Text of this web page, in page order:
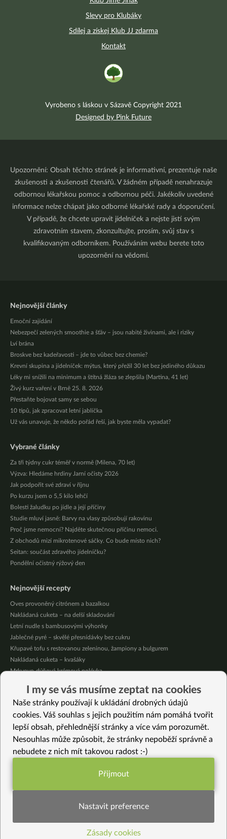
Slevy pro Klubáky
Sdílej a získej Klub JJ zdarma
Kontakt
Vyrobeno s láskou v Sázavě Copyright 2021
Designed by Pink Future
Upozornění: Obsah těchto stránek je informativní, prezentuje naše
zkušenosti a zkušenosti čtenářů. V žádném případě nenahrazuje
odbornou lékařskou pomoc a odbornou péči. Jakékoliv uvedené
informace nelze chápat jako odborné lékařské rady a doporučení.
V případě, že chcete upravit jídelníček a nejste jistí svým
zdravotním stavem, zkonzultujte, prosím, svůj stav s
kvalifikovaným odborníkem. Používáním webu berete toto
upozornění na vědomí.
Nejnovější články
Emoční zajídání
Nebezpečí zelených smoothie a šťáv – jsou nabité živinami, ale i riziky
Lví brána
Broskve bez kadeřavosti – jde to vůbec bez chemie?
Krevní skupina a jídelníček: mýtus, který přežil 30 let bez jediného důkazu
Léky mi snížili na minimum a štítná žláza se zlepšila (Martina, 41 let)
Živý kurz vaření v Brně 25. 8. 2026
Přestaňte bojovat samy se sebou
10 tipů, jak zpracovat letní jablíčka
Už vás unavuje, že někdo pořád řeší, jak byste měla vypadat?
Vybrané články
Za tři týdny cukr téměř v normě (Milena, 70 let)
Výzva: Hledáme hrdiny Jarní očisty 2026
Jak podpořit své zdraví v říjnu
Po kurzu jsem o 5,5 kilo lehčí
Bolesti žaludku po jídle a její příčiny
Studie mluví jasně: Barvy na vlasy způsobují rakovinu
Proč jsme nemocní? Najděte skutečnou příčinu nemoci.
Z obchodů mizí mikrotenové sáčky. Co bude místo nich?
Seitan: součást zdravého jídelníčku?
Pondělní očistný rýžový den
Nejnovější recepty
Oves provoněný citrónem a bazalkou
Nakládaná cuketa – na delší skladování
Letní nudle s bambusovými výhonky
Jablečné pyré – skvělé přesnídávky bez cukru
Křupavé tofu s restovanou zeleninou, žampiony a bulgurem
Nakládaná cuketa – kvašáky
Mrkvovo-dýňová krémová polévka
Osvěžující čaj s citronovými bylinkami
Nepečený jablečný dort s rybízem
Vybrané recepty
Karbanátky z quinoy a čočky
Vegoyaki
Křupavá zlatavá kapusta
Sladká tymiánová omáčka s dýní, řepou a zelím
Slané ovesné sušenky
I my se vás musíme zeptat na cookies
Naše stránky používají k ukládání drobných údajů
cookies. Váš souhlas s jejich použitím nám pomáhá tvořit
lepší obsah, přehlednější stránky a více vám porozumět.
Nesouhlas může způsobit, že stránky nepoběží správně a
nebudete z nich mít takovou radost :-)
Funkční nastavení potřebujeme (vždy
Statistiky pro lepší obsah
Přijmout
Nastavit preference
Zásady cookies